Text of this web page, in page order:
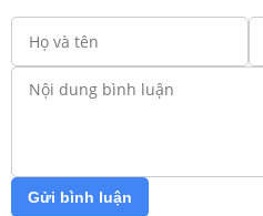
Gửi bình luận